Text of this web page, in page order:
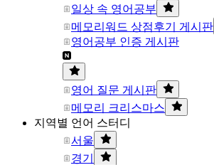
일상 속 영어공부
메모리워드 상점후기 게시판
영어공부 인증 게시판
영어 질문 게시판
메모리 크리스마스
지역별 언어 스터디
서울
경기